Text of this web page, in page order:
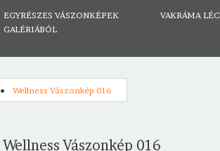
EGYRÉSZES VÁSZONKÉPEK
GALÉRIÁBÓL
VAKRÁMA
Wellness Vászonkép 016
Wellness Vászonkép 016